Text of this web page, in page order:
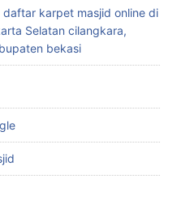
karpet masjid online di
Selatan cilangkara,
bekasi